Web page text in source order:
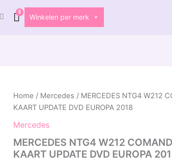
Winkelen per merk
Home / Mercedes / MERCEDES NTG4 W212
KAART UPDATE DVD EUROPA 2018
Mercedes
MERCEDES NTG4 W212
KAART UPDATE DVD EUROPA
Prijsklasse:
tot
€ 29,99
MERCEDES
NTG4
COMAND
KAART
UPDATE